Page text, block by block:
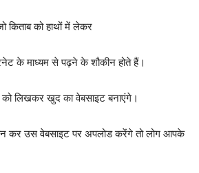
किताब को हाथों में लेकर
के माध्यम से पढ़ने के शौकीन होते हैं।
लिखकर खुद का वेबसाइट बनाएंगे।
कर उस वेबसाइट पर अपलोड करेंगे तो लोग आपके